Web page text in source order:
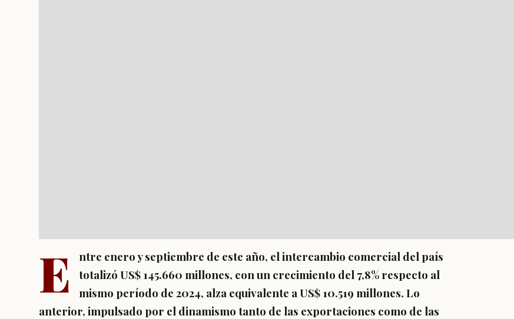
E
ntre enero y septiembre de este año, el intercambio comercial del país
totalizó US$ 145.660 millones, con un crecimiento del 7,8% respecto al
mismo período de 2024, alza equivalente a US$ 10.519 millones. Lo
anterior, impulsado por el dinamismo tanto de las exportaciones como de las